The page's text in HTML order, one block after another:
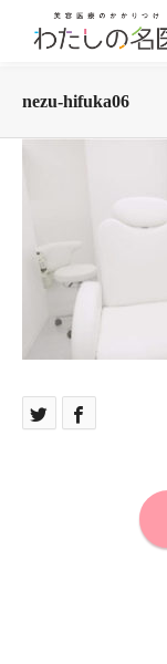
nezu-hifuka06